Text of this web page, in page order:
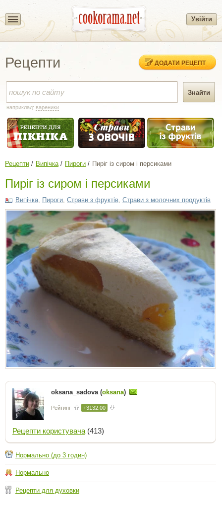
Увійти
Рецепти ДОДАТИ РЕЦЕПТ
наприклад: вареники
Рецепти Випічка Пироги Пиріг із сиром і персиками
Пиріг із сиром і персиками
Випічка Пироги Страви з фруктів Страви з молочних продуктів
oksana_sadova (oksana)
Рейтинг +3132.00
Рецепти користувача (413)
Нормально (до 3 годин)
Нормально
Рецепти для духовки